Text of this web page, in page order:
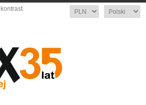
Język
Waluta